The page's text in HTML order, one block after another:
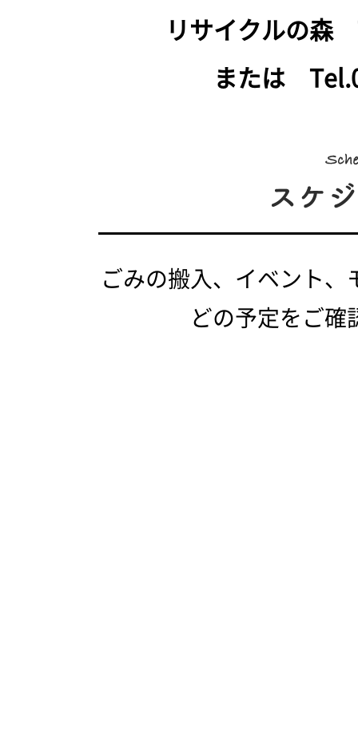
リサイクルの森
または
ごみの搬入、イベント
どの予定をご